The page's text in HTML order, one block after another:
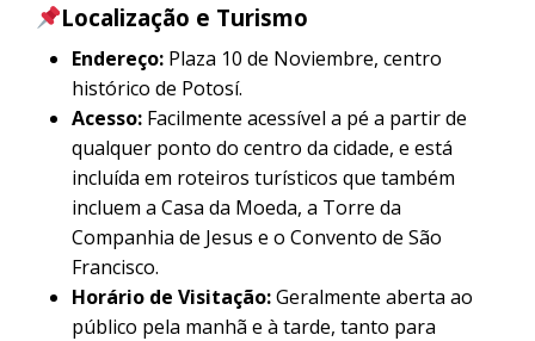
Localização e Turismo
Endereço: Plaza 10 de Noviembre, centro
histórico de Potosí.
Acesso: Facilmente acessível a pé a partir de
qualquer ponto do centro da cidade, e está
incluída em roteiros turísticos que também
incluem a Casa da Moeda, a Torre da
Companhia de Jesus e o Convento de São
Francisco.
Horário de Visitação:Geralmente aberta ao
público pela manhã e à tarde, tanto para